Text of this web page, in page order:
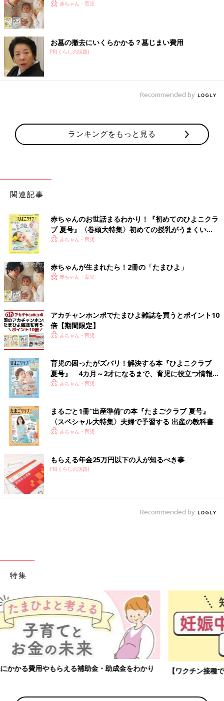
赤ちゃん・育児
お墓の撤去にいくらかかる？墓じまい費用
PR(くらしの話題)
Recommended by
ランキングをもっと見る
関連記事
赤ちゃんのお世話まるわかり！『初めてのひよこクラ
ブ 夏号』〈巻頭大特集〉初めての授乳がうまくい
く！ おっぱい・ミルクの基本と夏のトラブル 解決テ
赤ちゃん・育児
赤ちゃんが生まれたら！2冊の「たまひよ」
赤ちゃん・育児
アカチャンホンポでたまひよ雑誌を買うとポイント10
倍【期間限定】
赤ちゃん・育児
育児の困ったがズバリ！解決する本『ひよこクラブ
夏号』 4カ月～2才になるまで、育児に役立つ情報が
いっぱい！
赤ちゃん・育児
まるごと1冊“出産準備”の本『たまごクラブ 夏号』
〈スペシャル大特集〉夫婦で予習する 出産の教科書
赤ちゃん・育児
もらえる年金25万円以下の人が知るべき事
PR(くらしの話題)
Recommended by
特集
【ワクチン接種できるものも】妊婦の感染症対策、知っておいて！